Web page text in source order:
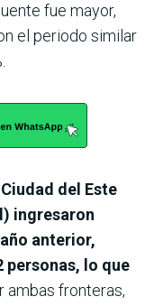
fue mayor,
el periodo similar
del Este
ingresaron
anterior,
personas, lo que
ambas fronteras,